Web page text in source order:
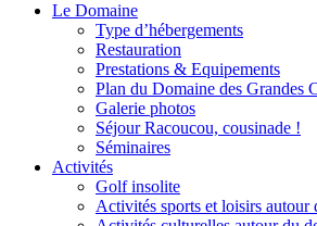
Le Domaine
Type d’hébergements
Restauration
Prestations & Equipements
Plan du Domaine des Grandes
Galerie photos
Séjour Racoucou, cousinade !
Séminaires
Activités
Golf insolite
Activités sports et loisirs autour